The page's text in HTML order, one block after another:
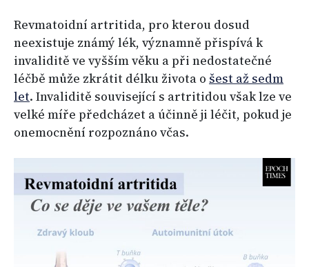
Revmatoidní artritida, pro kterou dosud
neexistuje známý lék, významně přispívá k
invaliditě ve vyšším věku a při nedostatečné
léčbě může zkrátit délku života o šest až sedm
let. Invaliditě související s artritidou však lze ve
velké míře předcházet a účinně ji léčit, pokud je
onemocnění rozpoznáno včas.